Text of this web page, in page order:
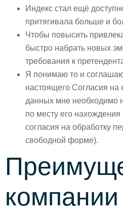
Индекс стал ещё
притягивала больше и
Чтобы повысить
быстро набрать новых
требования к
Я понимаю то и
настоящего Согласия на
данных мне необходимо
по месту его
согласия на обработку
свободной форме).
компании